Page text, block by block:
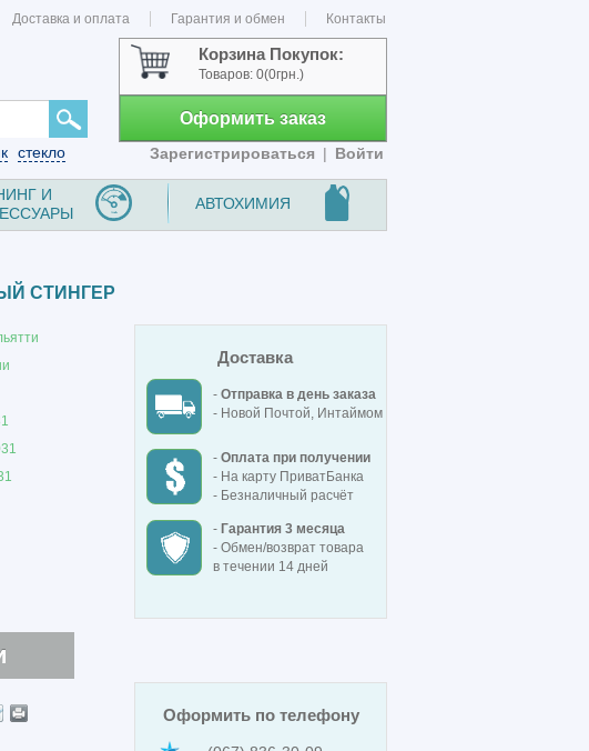
Доставка и оплата Гарантия и обмен Контакты
Корзина Покупок:
Товаров: 0(0грн.)
Оформить заказ
Зарегистрироваться | Войти
стекло
И
АВТОХИМИЯ
СТИНГЕР
Доставка
- Отправка в день заказа
- Новой Почтой, Интаймом
- Оплата при получении
- На карту ПриватБанка
- Безналичный расчёт
- Гарантия 3 месяца
- Обмен/возврат товара
в течении 14 дней
Оформить по телефону